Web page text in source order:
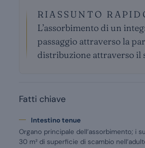
RIASSUNTO
L’assorbimento di un
passaggio attraverso la
distribuzione attraverso il
Fatti chiave
Intestino tenue
Organo principale dell’assorbimento; i
30 m² di superficie di scambio